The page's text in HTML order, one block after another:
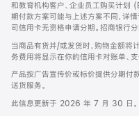
和教育机构客户、企业员工购买计
期付款方案可能与上述方案不同，详
司信用卡无资格申请分期。招商银行
当商品有货并/或发货时，购物金额将
务费用将显示在你的信用卡对账单、支
产品按广告宣传价或标价提供分期付
送货服务。
此信息更新于 2026 年 7 月 30 日。